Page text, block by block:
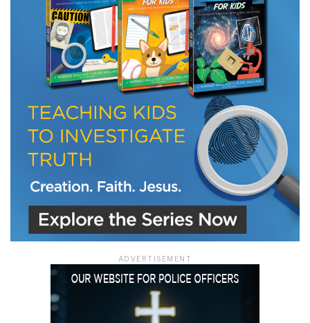
ADVERTISEMENT